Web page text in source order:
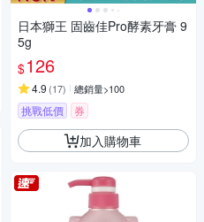
日本獅王 固齒佳Pro酵素牙膏 9
5g
$126
4.9 (17) 總銷量>100
挑戰低價 券
加入購物車